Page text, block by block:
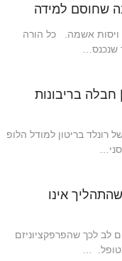
שחוסם למידה
ויסות אשמה. כל הורה
שנכנס…
חבלה בריבונות
בריטון למודל הלופ
אינו
לב לכך שהפרפקציוניזם
…